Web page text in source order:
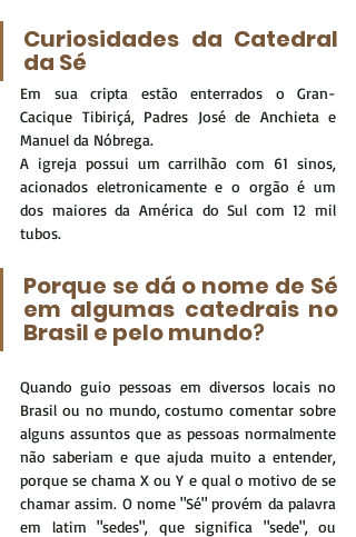
Curiosidades da Catedral
da Sé
Em sua cripta estão enterrados o Gran-
Cacique Tibiriçá, Padres José de Anchieta e
Manuel da Nóbrega.
A igreja possui um carrilhão com 61 sinos,
acionados eletronicamente e o orgão é um
dos maiores da América do Sul com 12 mil
tubos.
Porque se dá o nome de Sé
em algumas catedrais no
Brasil e pelo mundo?
Quando guio pessoas em diversos locais no
Brasil ou no mundo, costumo comentar sobre
alguns assuntos que as pessoas normalmente
não saberiam e que ajuda muito a entender,
porque se chama X ou Y e qual o motivo de se
chamar assim. O nome "Sé" provém da palavra
em latim "sedes", que significa "sede", ou